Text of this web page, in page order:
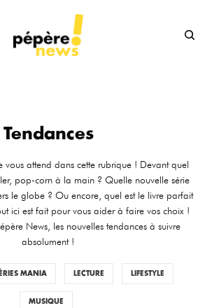
Tendances
vous attend dans cette rubrique ! Devant quel
pop-corn à la main ? Quelle nouvelle série
le globe ? Ou encore, quel est le livre parfait
ici est fait pour vous aider à faire vos choix !
News, les nouvelles tendances à suivre
absolument !
MANIA LECTURE LIFESTYLE
MUSIQUE